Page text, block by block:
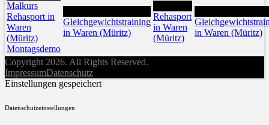
Malkurs
Rehasport in
Waren
(Müritz)
Montagsdemo
Gleichgewichtstraining
in Waren (Müritz)
Rehasport
in Waren
(Müritz)
in Waren (Müritz)
Copyright 2026. All Rights Reserved.
ImpressumDatenschutz
Einstellungen gespeichert
Datenschutzeinstellungen